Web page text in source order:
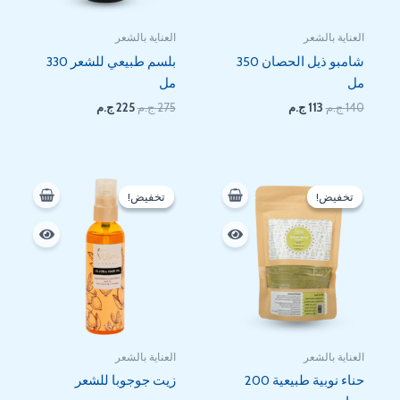
العناية بالشعر
شامبو ذيل الحصان 350
مل
140ج.م 113 ج.م
العناية بالشعر
بلسم طبيعي للشعر 330
مل
275ج.م225 ج.م
تخفيض!
تخفيض!
العناية بالشعر
حناء نوبية طبيعية 200
الأصلي
هو:
180 EGP.
الحالي
هو:
135 EGP.
تخفيض!
تخفيض!
العناية بالشعر
زيت جوجوبا للشعر
السعر
الأصلي
هو:
510 EGP.
هو:
269 EGP.